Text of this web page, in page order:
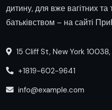
дитину, для вже вагітних
батьківством – на сайті
15 Cliff St, New York 10038,
+1819-602-9641
info@example.com